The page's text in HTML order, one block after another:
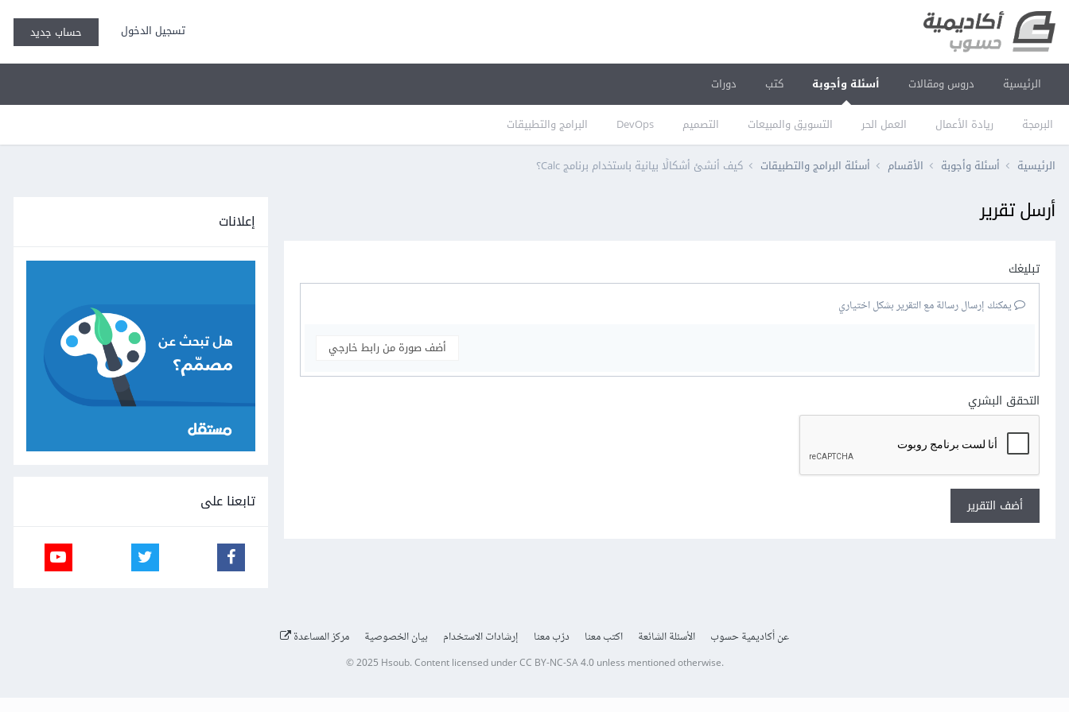
تسجيل الدخول حساب جديد
الرئيسية دروس ومقالات أسئلة وأجوبة
البرمجة ريادة الأعمال العمل الحر التسويق والمبيعات التصميم DevOps البرامج والتطبيقات
كتب دورات
الرئيسية أسئلة وأجوبة الأقسام أسئلة البرامج والتطبيقات كيف أنشئ أشكالًا بيانية باستخدام برنامج Calc؟
أرسل تقرير
تبليغك
يمكنك إرسال رسالة مع التقرير بشكل اختياري
أضف صورة من رابط خارجي
التحقق البشري
أضف التقرير
إعلانات
تابعنا على
عن أكاديمية حسوب الأسئلة الشائعة اكتب معنا درّب معنا إرشادات الاستخدام بيان الخصوصية مركز المساعدة
© 2025 Hsoub.Content licensed underCC BY-NC-SA 4.0unless mentioned otherwise.